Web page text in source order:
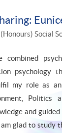
Social
combined
psychology
my role as
Politics
and
glad to study